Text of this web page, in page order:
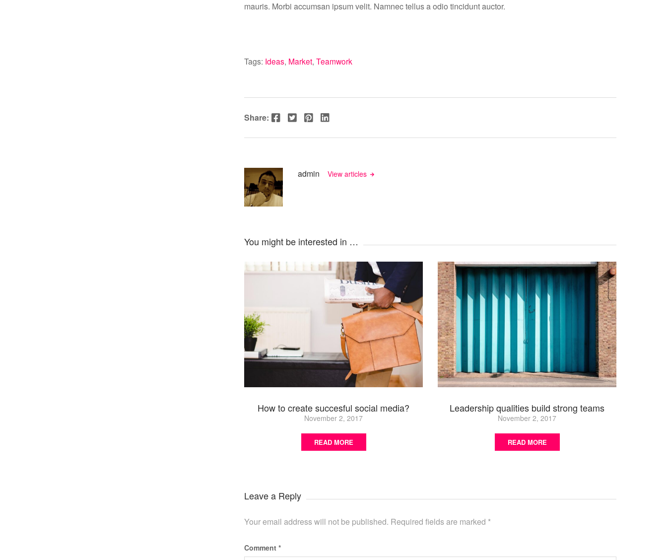
mauris. Morbi accumsan ipsum velit. Namnec tellus a odio tincidunt auctor.
Tags: Ideas, Market, Teamwork
Share: Facebook Twitter Pinterest LinkedIn
admin View articles
You might be interested in …
How to create succesful social media?
November 2, 2017
READ MORE
Leadership qualities build strong teams
November 2, 2017
READ MORE
Leave a Reply
Your email address will not be published. Required fields are marked *
Comment *